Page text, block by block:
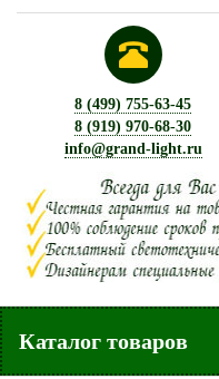
8 (499) 755-63-45
8 (919) 970-68-30
info@grand-light.ru
Каталог товаров